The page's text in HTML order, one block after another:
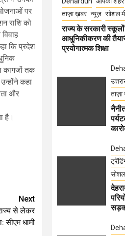
पर
राशि को
कि प्रदेश
कागजों तक
कहा
और
है।
Next
से लेकर
सीएम धामी
ताज़ा ख़बर न्यूज़ सोशल
राज्य के सरकारी
आधुनिकीकरण की
प्रयोगात्मक शिक्षा
सोशल
सड़क